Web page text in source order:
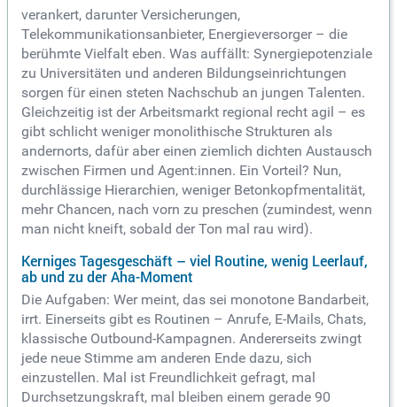
verankert, darunter Versicherungen,
Telekommunikationsanbieter, Energieversorger – die
berühmte Vielfalt eben. Was auffällt: Synergiepotenziale
zu Universitäten und anderen Bildungseinrichtungen
sorgen für einen steten Nachschub an jungen Talenten.
Gleichzeitig ist der Arbeitsmarkt regional recht agil – es
gibt schlicht weniger monolithische Strukturen als
andernorts, dafür aber einen ziemlich dichten Austausch
zwischen Firmen und Agent:innen. Ein Vorteil? Nun,
durchlässige Hierarchien, weniger Betonkopfmentalität,
mehr Chancen, nach vorn zu preschen (zumindest, wenn
man nicht kneift, sobald der Ton mal rau wird).
Kerniges Tagesgeschäft – viel Routine, wenig Leerlauf,
ab und zu der Aha-Moment
Die Aufgaben: Wer meint, das sei monotone Bandarbeit,
irrt. Einerseits gibt es Routinen – Anrufe, E-Mails, Chats,
klassische Outbound-Kampagnen. Andererseits zwingt
jede neue Stimme am anderen Ende dazu, sich
einzustellen. Mal ist Freundlichkeit gefragt, mal
Durchsetzungskraft, mal bleiben einem gerade 90